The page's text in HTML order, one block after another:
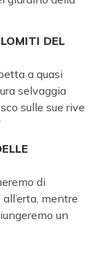
DEL
a quasi
selvaggia
sulle sue rive
di
mentre
un